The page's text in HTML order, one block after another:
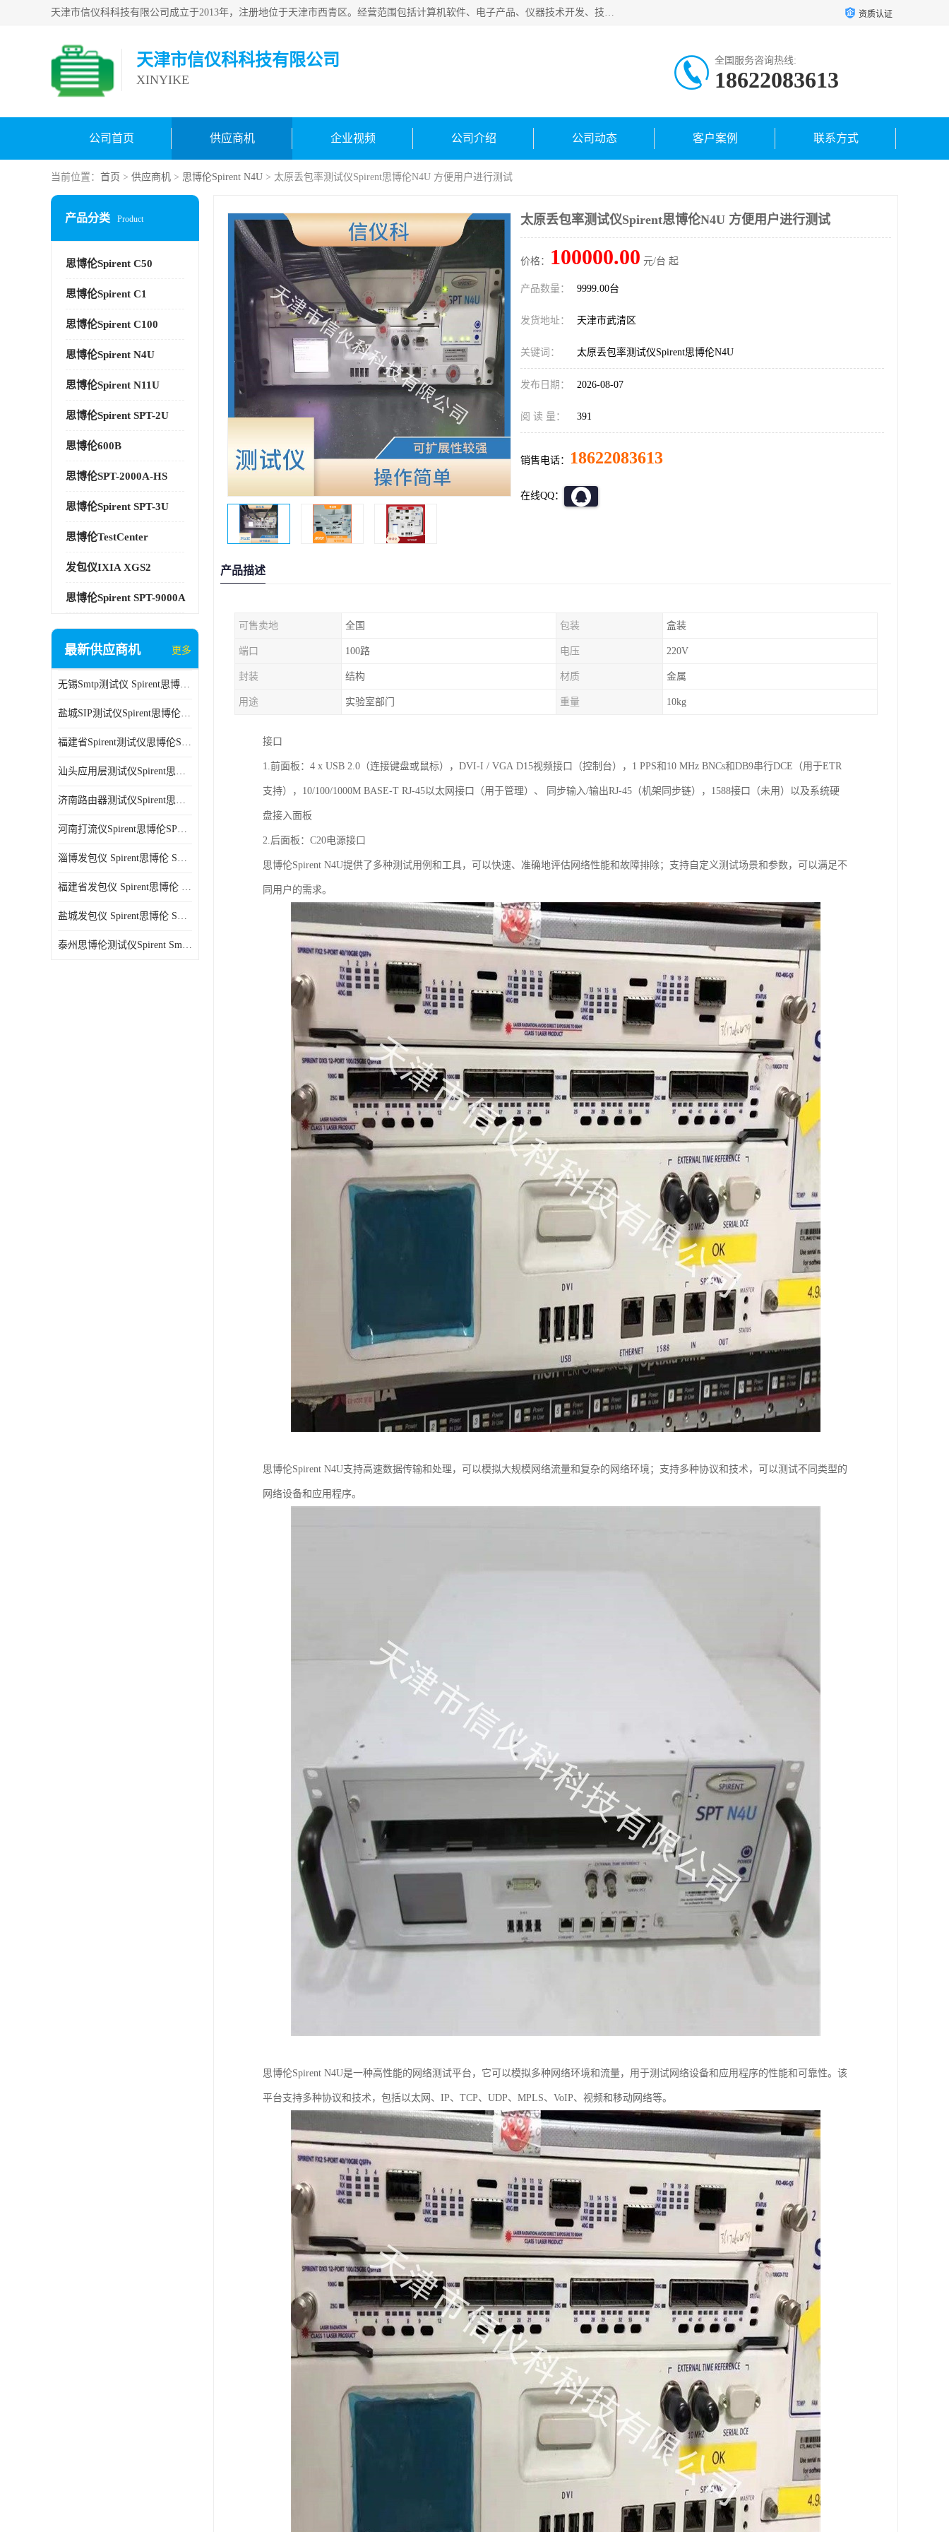
天津市信仪科科技有限公司成立于2013年，注册地位于天津市西青区。经营范围包括计算机软件、电子产品、仪器技术开发、技术转让、技术咨询、技术服务、网络工程、电子监控工程安装等；主要产品有：网络流量测试仪、Ixia XM2、XM12、XGS2、XGS12、400T、1600T、X16网络协议分析仪，Agilent N2X 等等各种型号，欢迎来电咨询。 资质认证
天津市信仪科科技有限公司
XINYIKE
全国服务咨询热线:
18622083613
公司首页 供应商机 企业视频 公司介绍 公司动态 客户案例 联系方式
当前位置： 首页 > 供应商机 > 思博伦Spirent N4U > 太原丢包率测试仪Spirent思博伦N4U 方便用户进行测试
产品分类 Product
思博伦Spirent C50
思博伦Spirent C1
思博伦Spirent C100
思博伦Spirent N4U
思博伦Spirent N11U
思博伦Spirent SPT-2U
思博伦600B
思博伦SPT-2000A-HS
思博伦Spirent SPT-3U
思博伦TestCenter
发包仪IXIA XGS2
思博伦Spirent SPT-9000A
最新供应商机 更多
无锡Smtp测试仪 Spirent思博伦 C100 方便用户进行测试
盐城SIP测试仪Spirent思博伦SPT-2U 可扩展性较强 高速数据传输
福建省Spirent测试仪思博伦SPT-2U 能够快速上手 方便用户进行测试
汕头应用层测试仪Spirent思博伦SPT-2U 提高测试效率 适用于多种行业
济南路由器测试仪Spirent思博伦SPT-2U 用户界面友好 多种测试功能
河南打流仪Spirent思博伦SPT-2U 操作简单 灵活的测试方案
淄博发包仪 Spirent思博伦 SmartBits 600B 高速数据传输
福建省发包仪 Spirent思博伦 SmartBits 600B 可以支持多种通信技术
盐城发包仪 Spirent思博伦 SmartBits 600B 可配置多个单端测试模块
泰州思博伦测试仪Spirent SmartBits 600B 灵活的测试方案
太原丢包率测试仪Spirent思博伦N4U 方便用户进行测试
价格： 100000.00 元/台 起
产品数量： 9999.00台
发货地址： 天津市武清区
关键词： 太原丢包率测试仪Spirent思博伦N4U
发布日期： 2026-08-07
阅 读 量： 391
销售电话： 18622083613
在线QQ：
产品描述
可售卖地 全国 包装 盒装
端口 100路 电压 220V
封装 结构 材质 金属
用途 实验室部门 重量 10kg
接口
1.前面板：4 x USB 2.0（连接键盘或鼠标），DVI-I / VGA D15视频接口（控制台），1 PPS和10 MHz BNCs和DB9串行DCE（用于ETR
支持），10/100/1000M BASE-T RJ-45以太网接口（用于管理）、 同步输入/输出RJ-45（机架同步链），1588接口（未用）以及系统硬
盘接入面板
2.后面板：C20电源接口
思博伦Spirent N4U提供了多种测试用例和工具，可以快速、准确地评估网络性能和故障排除；支持自定义测试场景和参数，可以满足不
同用户的需求。
思博伦Spirent N4U支持高速数据传输和处理，可以模拟大规模网络流量和复杂的网络环境；支持多种协议和技术，可以测试不同类型的
网络设备和应用程序。
思博伦Spirent N4U是一种高性能的网络测试平台，它可以模拟多种网络环境和流量，用于测试网络设备和应用程序的性能和可靠性。该
平台支持多种协议和技术，包括以太网、IP、TCP、UDP、MPLS、VoIP、视频和移动网络等。